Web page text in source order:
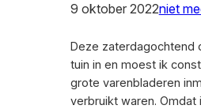
9 oktober 2022niet
Deze zaterdagochtend
tuin in en moest ik
grote varenbladeren
verbruikt waren. Omdat